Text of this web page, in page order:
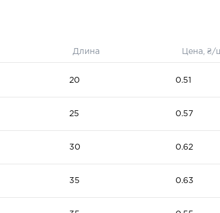
Длина Цена, ₴/
20 0.51
25 0.57
30 0.62
35 0.63